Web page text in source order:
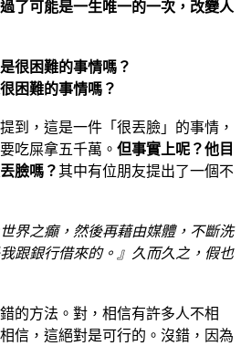
了可能是一生唯一的一次，改變人
很困難的事情嗎？
困難的事情嗎？
，這是一件「很丟臉」的事情，
吃屎拿五千萬。 但事實上呢？他目
臉嗎？其中有位朋友提出了一個不
之癲，然後再藉由媒體，不斷洗
跟銀行借來的。』久而久之，假也
方法。對，相信有許多人不相
信，這絕對是可行的。沒錯，因為